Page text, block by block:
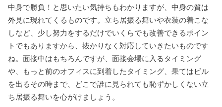
中身で勝負！と思いたい気持ちもわかりますが、中身の質は
外見に現れてくるものです。立ち居振る舞いや衣装の着こな
しなど、少し努力をするだけでいくらでも改善できるポイン
トでもありますから、抜かりなく対応していきたいものです
ね。面接中はもちろんですが、面接会場に入るタイミング
や、もっと前のオフィスに到着したタイミング、果てはビル
を出るその時まで、どこで誰に見られても恥ずかしくない立
ち居振る舞いを心がけましょう。